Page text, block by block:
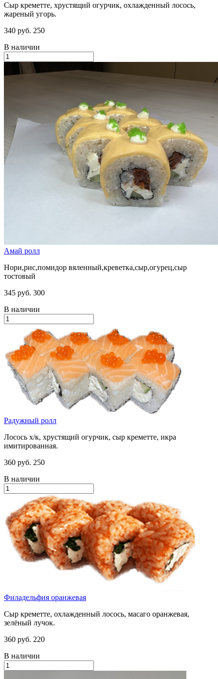
Сыр креметте, хрустящий огурчик, охлажденный лосось,
жареный угорь.
340 руб. 250
В наличии
Амай ролл
Нори,рис,помидор вяленный,креветка,сыр,огурец,сыр
тостовый
345 руб. 300
В наличии
Радужный ролл
Лосось х/к, хрустящий огурчик, сыр креметте, икра
имитированная.
360 руб. 250
В наличии
Филадельфия оранжевая
Сыр креметте, охлажденный лосось, масаго оранжевая,
зелёный лучок.
360 руб. 220
В наличии